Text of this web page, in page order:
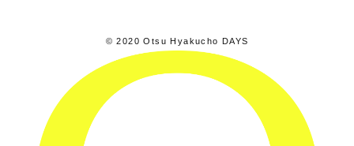
© 2020 Otsu Hyakucho DAYS